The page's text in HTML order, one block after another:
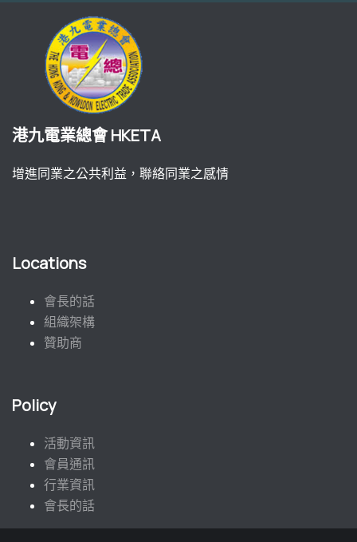
港九電業總會 HKETA
增進同業之公共利益，聯絡同業之感情
Locations
會長的話
組織架構
贊助商
Policy
活動資訊
會員通訊
行業資訊
會長的話